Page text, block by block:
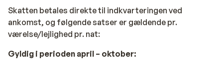
Skatten betales direkte til indkvarteringen ved
ankomst, og følgende satser er gældende pr.
værelse/lejlighed pr. nat:
Gyldig i perioden april – oktober: